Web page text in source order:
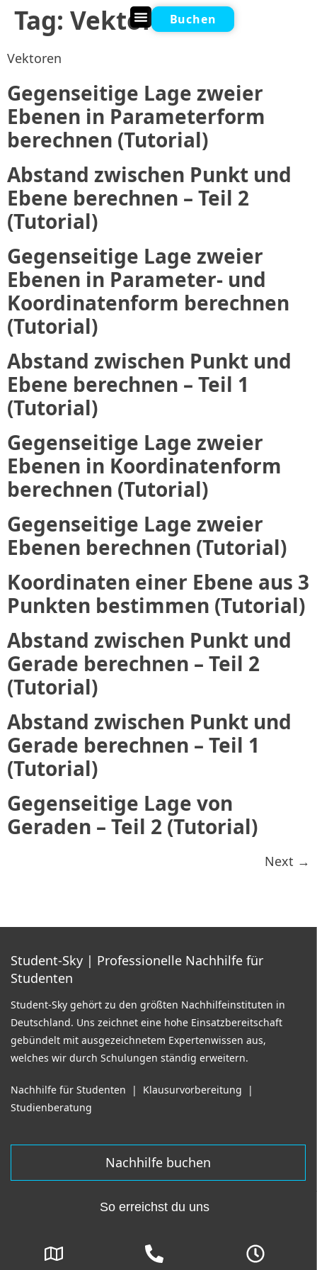
Buchen
Tag: Vektoren
Vektoren
Gegenseitige Lage zweier
Ebenen in Parameterform
berechnen (Tutorial)
Abstand zwischen Punkt und
Ebene berechnen – Teil 2
(Tutorial)
Gegenseitige Lage zweier
Ebenen in Parameter- und
Koordinatenform berechnen
(Tutorial)
Abstand zwischen Punkt und
Ebene berechnen – Teil 1
(Tutorial)
Gegenseitige Lage zweier
Ebenen in Koordinatenform
berechnen (Tutorial)
Gegenseitige Lage zweier
Ebenen berechnen (Tutorial)
Koordinaten einer Ebene aus 3
Punkten bestimmen (Tutorial)
Abstand zwischen Punkt und
Gerade berechnen – Teil 2
(Tutorial)
Abstand zwischen Punkt und
Gerade berechnen – Teil 1
(Tutorial)
Gegenseitige Lage von
Geraden – Teil 2 (Tutorial)
Next →
Student-Sky | Professionelle Nachhilfe für
Studenten
Student-Sky gehört zu den größten Nachhilfeinstituten in
Deutschland. Uns zeichnet eine hohe Einsatzbereitschaft
gebündelt mit ausgezeichnetem Expertenwissen aus,
welches wir durch Schulungen ständig erweitern.
Nachhilfe für Studenten | Klausurvorbereitung
|
Studienberatung
Nachhilfe buchen
So erreichst du uns